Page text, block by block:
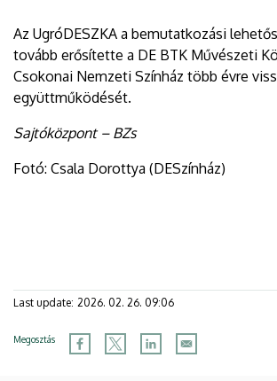
Az UgróDESZKA a bemutatkozási
tovább erősítette a DE BTK Művészeti
Csokonai Nemzeti Színház több évre
együttműködését.
Sajtóközpont – BZs
Fotó: Csala Dorottya (DESzínház)
Last update: 2026. 02. 26. 09:06
Megosztás